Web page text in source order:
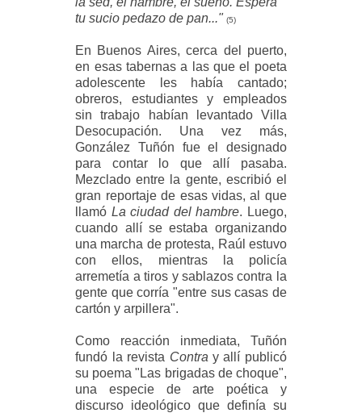
tu sucio pedazo de pan..." (5)
En Buenos Aires, cerca del puerto,
en esas tabernas a las que el poeta
adolescente les había cantado;
obreros, estudiantes y empleados
sin trabajo habían levantado Villa
Desocupación. Una vez más,
González Tuñón fue el designado
para contar lo que allí pasaba.
Mezclado entre la gente, escribió el
gran reportaje de esas vidas, al que
llamó La ciudad del hambre. Luego,
cuando allí se estaba organizando
una marcha de protesta, Raúl estuvo
con ellos, mientras la policía
arremetía a tiros y sablazos contra la
gente que corría "entre sus casas de
cartón y arpillera".
Como reacción inmediata, Tuñón
fundó la revista Contra y allí publicó
su poema "Las brigadas de choque",
una especie de arte poética y
discurso ideológico que definía su